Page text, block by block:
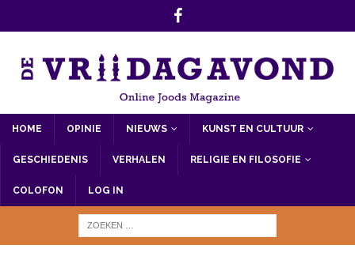
HOME OPINIE NIEUWS KUNST EN CULTUUR
GESCHIEDENIS VERHALEN RELIGIE EN FILOSOFIE
COLOFON LOG IN